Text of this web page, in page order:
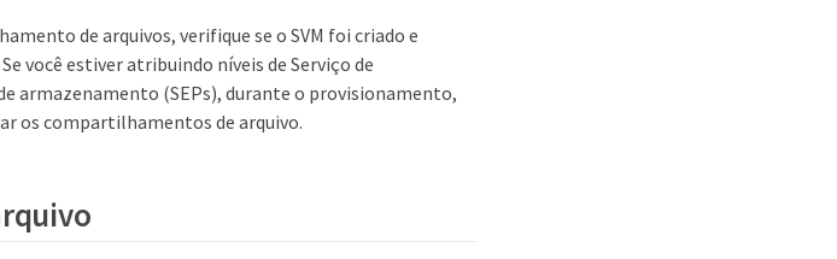
de arquivos, verifique se o SVM foi criado e
você estiver atribuindo níveis de Serviço de
armazenamento (SEPs), durante o provisionamento,
os compartilhamentos de arquivo.